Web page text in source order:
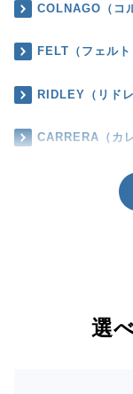
COLNAGO（コ
FELT（フェルト
RIDLEY（リドレ
CARRERA（カ
選